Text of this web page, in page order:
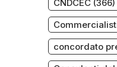
CNDCEC(366)
concordato